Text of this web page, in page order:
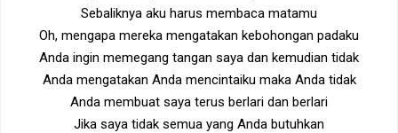
Sebaliknya aku harus membaca matamu
Oh, mengapa mereka mengatakan kebohongan padaku
Anda ingin memegang tangan saya dan kemudian tidak
Anda mengatakan Anda mencintaiku maka Anda tidak
Anda membuat saya terus berlari dan berlari
Jika saya tidak semua yang Anda butuhkan